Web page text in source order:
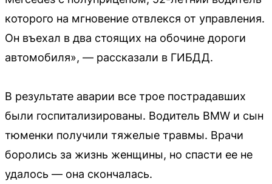
которого на мгновение отвлекся от управления.
Он въехал в два стоящих на обочине дороги
автомобиля», — рассказали в ГИБДД.
В результате аварии все трое пострадавших
были госпитализированы. Водитель BMW и сын
тюменки получили тяжелые травмы. Врачи
боролись за жизнь женщины, но спасти ее не
удалось — она скончалась.